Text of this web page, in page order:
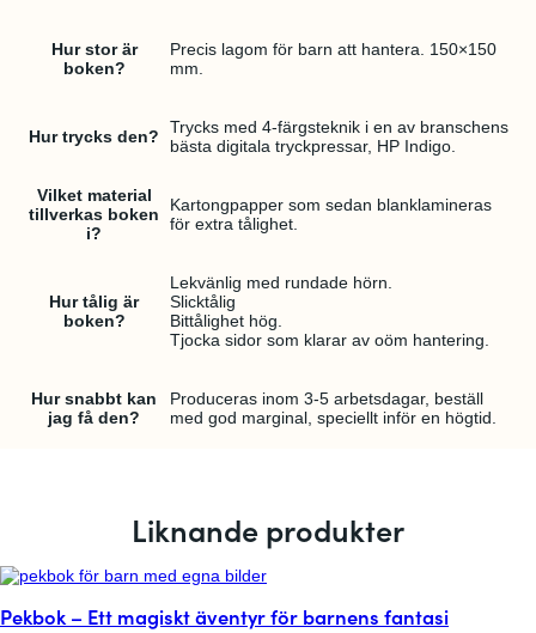
Hur stor är
boken?
Precis lagom för barn att hantera. 150×150
mm.
Hur trycks den?
Trycks med 4-färgsteknik i en av branschens
bästa digitala tryckpressar, HP Indigo.
Vilket material
tillverkas boken
i?
Kartongpapper som sedan blanklamineras
för extra tålighet.
Hur tålig är
boken?
Lekvänlig med rundade hörn.
Slicktålig
Bittålighet hög.
Tjocka sidor som klarar av oöm hantering.
Hur snabbt kan
jag få den?
Produceras inom 3-5 arbetsdagar, beställ
med god marginal, speciellt inför en högtid.
Liknande produkter
Pekbok – Ett magiskt äventyr för barnens fantasi